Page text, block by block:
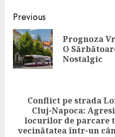
Continue
Reading
Previous
Prognoza
O
Nostalgic
Next
post:
Conflict pe strada
Cluj-Napoca:
locurilor de parcare
vecinătatea într-un